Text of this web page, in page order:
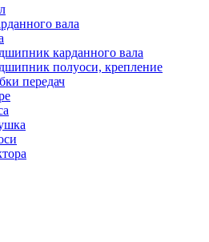
вала
карданного вала
полуоси, крепление
передач